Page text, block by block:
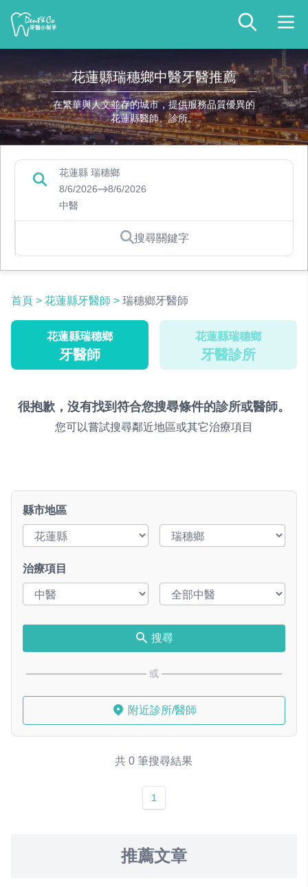
花蓮縣瑞穗鄉中醫牙醫推薦
在繁華與人文並存的城市，提供服務品質優異的
花蓮縣醫師、診所。
花蓮縣 瑞穗鄉
8/6/2026
8/6/2026
中醫
搜尋關鍵字
首頁 > 花蓮縣牙醫師 > 瑞穗鄉牙醫師
花蓮縣瑞穗鄉
牙醫師
花蓮縣瑞穗鄉
牙醫診所
很抱歉，沒有找到符合您搜尋條件的診所或醫師。
您可以嘗試搜尋鄰近地區或其它治療項目
縣市地區
治療項目
搜尋
或
附近診所/醫師
共 0 筆搜尋結果
1
推薦文章